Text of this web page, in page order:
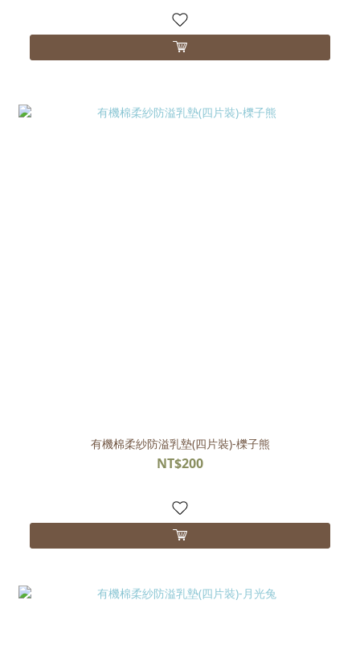
有機棉柔紗防溢乳墊(四片裝)-櫟子熊
NT$200